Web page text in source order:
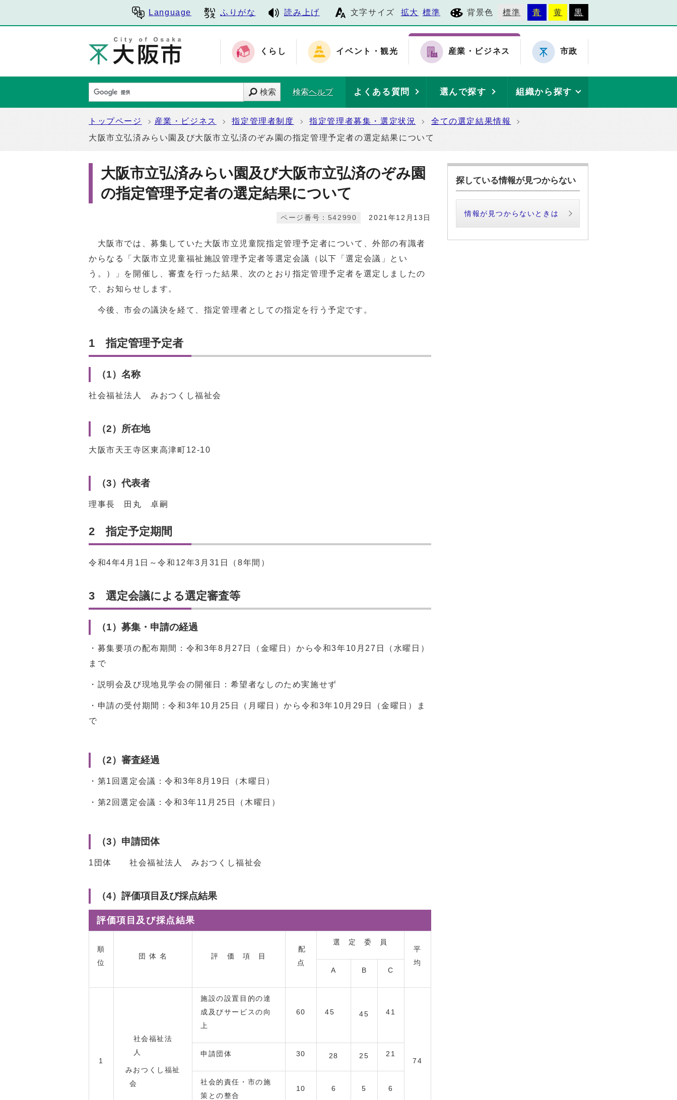
Language ふりがな 読み上げ 文字サイズ 拡大 標準 背景色 標準 青 黄 黒
くらし イベント・観光 産業・ビジネス 市政
検索 検索ヘルプ よくある質問 選んで探す 組織から探す
トップページ 産業・ビジネス 指定管理者制度 指定管理者募集・選定状況
全ての選定結果情報
大阪市立弘済みらい園及び大阪市立弘済のぞみ園の指定管理予定者の選定結果について
大阪市立弘済みらい園及び大阪市立弘済のぞみ園
の指定管理予定者の選定結果について
2021年12月13日
ページ番号：542990
大阪市では、募集していた大阪市立児童院指定管理予定者について、外部の有識者
からなる「大阪市立児童福祉施設管理予定者等選定会議（以下「選定会議」とい
う。）」を開催し、審査を行った結果、次のとおり指定管理予定者を選定しましたの
で、お知らせします。
今後、市会の議決を経て、指定管理者としての指定を行う予定です。
1 指定管理予定者
（1）名称
社会福祉法人 みおつくし福祉会
（2）所在地
大阪市天王寺区東高津町12-10
（3）代表者
理事長 田丸 卓嗣
2 指定予定期間
令和4年4月1日～令和12年3月31日（8年間）
3 選定会議による選定審査等
（1）募集・申請の経過
・募集要項の配布期間：令和3年8月27日（金曜日）から令和3年10月27日（水曜日）
まで
・説明会及び現地見学会の開催日：希望者なしのため実施せず
・申請の受付期間：令和3年10月25日（月曜日）から令和3年10月29日（金曜日）ま
で
（2）審査経過
・第1回選定会議：令和3年8月19日（木曜日）
・第2回選定会議：令和3年11月25日（木曜日）
（3）申請団体
1団体 社会福祉法人 みおつくし福祉会
（4）評価項目及び採点結果
評価項目及び採点結果
順
位
団 体 名 評 価 項 目
配
点
選 定 委 員
平
均
A
B C
1
社会福祉法
人
みおつくし福祉
会
施設の設置目的の達
成及びサービスの向
上
60 45 45 41
74
申請団体 30 28 25 21
社会的責任・市の施
策との整合
10 6 5 6
探している情報が見つからない
情報が見つからないときは